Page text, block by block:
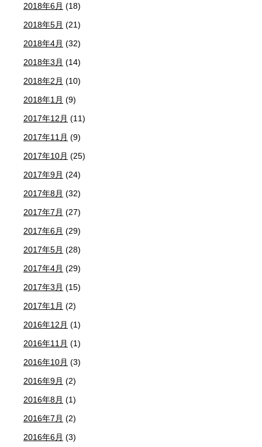
2018年6月 (18)
2018年5月 (21)
2018年4月 (32)
2018年3月 (14)
2018年2月 (10)
2018年1月 (9)
2017年12月 (11)
2017年11月 (9)
2017年10月 (25)
2017年9月 (24)
2017年8月 (32)
2017年7月 (27)
2017年6月 (29)
2017年5月 (28)
2017年4月 (29)
2017年3月 (15)
2017年1月 (2)
2016年12月 (1)
2016年11月 (1)
2016年10月 (3)
2016年9月 (2)
2016年8月 (1)
2016年7月 (2)
2016年6月 (3)